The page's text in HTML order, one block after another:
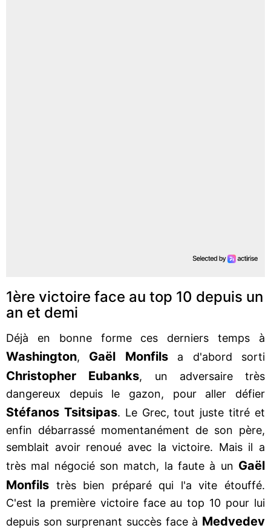
1ère victoire face au top 10 depuis un
an et demi
Déjà en bonne forme ces derniers temps à
Washington, Gaël Monfilsa d'abord sorti
Christopher Eubanks, un adversaire très
dangereux depuis le gazon, pour aller défier
Stéfanos Tsitsipas. Le Grec, tout juste titré et
enfin débarrassé momentanément de son père,
semblait avoir renoué avec la victoire. Mais il a
très mal négocié son match, la faute à un Gaël
Monfils très bien préparé qui l'a vite étouffé.
C'est la première victoire face au top 10 pour lui
depuis son surprenant succès face à Medvedev